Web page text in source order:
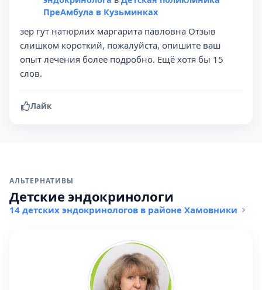
ПреАмбула в Кузьминках
зер гут натюрлих маргарита павловна Отзыв
слишком короткий, пожалуйста, опишите ваш
опыт лечения более подробно. Ещё хотя бы 15
слов.
Лайк
АЛЬТЕРНАТИВЫ
Детские эндокринологи
14 детских эндокринологов в районе Хамовники